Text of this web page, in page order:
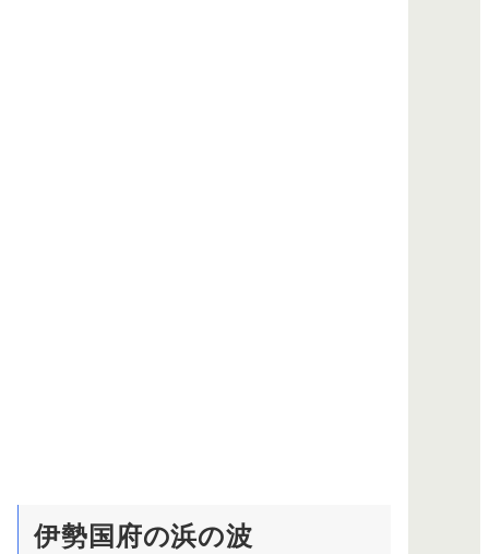
伊勢国府の浜の波